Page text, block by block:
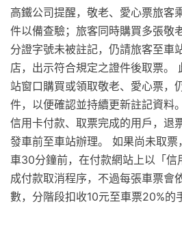
高鐵公司提醒，敬老、愛心票旅客
件以備查驗；旅客同時購買多張敬
分證字號未被註記，仍請旅客至車
店，出示符合規定之證件後取票。
站窗口購買或領取敬老、愛心票，
件，以便確認並持續更新註記資料
信用卡付款、取票完成的用戶，退
發車前至車站辦理。 如果尚未取
車30分鐘前，在付款網站上以「信
成付款取消程序，不過每張車票會
數，分階段扣收10元至車票20%的